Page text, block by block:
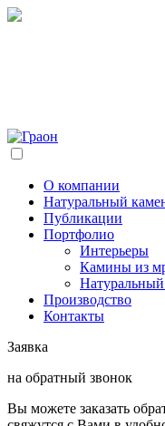
О компании
Натуральный
Публикации
Портфолио
Интерьеры
Камины из
Производство
Контакты
Заявка
на обратный звонок
Вы можете заказать